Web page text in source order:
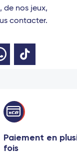
de nos jeux,
contacter.
Paiement en
fois